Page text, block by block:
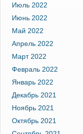
Июль 2022
Июнь 2022
Май 2022
Апрель 2022
Март 2022
Февраль 2022
Январь 2022
Декабрь 2021
Ноябрь 2021
Октябрь 2021